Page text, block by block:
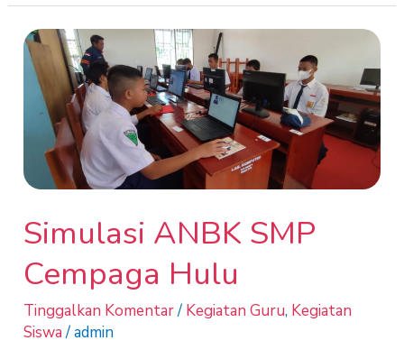
Simulasi ANBK SMP
Cempaga Hulu
Tinggalkan Komentar/ Kegiatan Guru, Kegiatan
Siswa/admin
Simulasi
ANBK
SMP
Cempaga
Hulu